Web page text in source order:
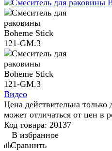
Видео
Цена действительна только
может отличаться от цен в
Код товара: 20137
В избранное
Сравнить